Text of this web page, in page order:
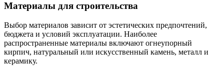
Материалы для строительства
Выбор материалов зависит от эстетических предпочтений,
бюджета и условий эксплуатации. Наиболее
распространенные материалы включают огнеупорный
кирпич, натуральный или искусственный камень, металл и
керамику.